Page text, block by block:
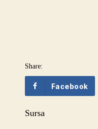
Share:
Facebook
Sursa